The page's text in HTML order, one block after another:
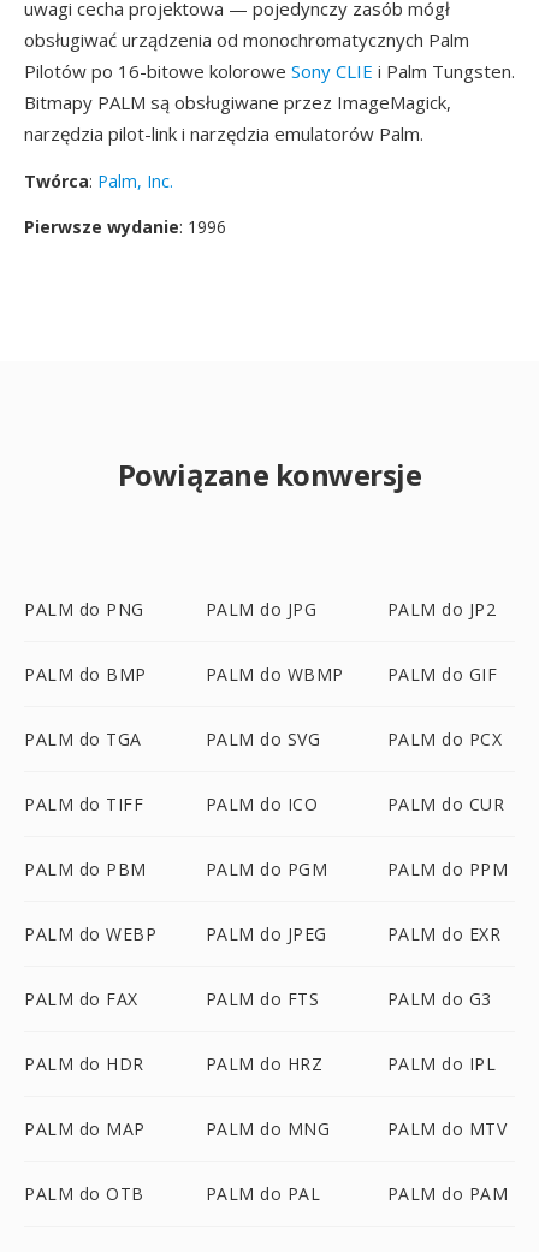
uwagi cecha projektowa — pojedynczy zasób mógł
obsługiwać urządzenia od monochromatycznych Palm
Pilotów po 16-bitowe kolorowe Sony CLIE i Palm Tungsten.
Bitmapy PALM są obsługiwane przez ImageMagick,
narzędzia pilot-link i narzędzia emulatorów Palm.
Twórca: Palm, Inc.
Pierwsze wydanie: 1996
Powiązane konwersje
PALM do PNG PALM do JPG PALM do JP2
PALM do BMP PALM do WBMP PALM do GIF
PALM do TGA PALM do SVG PALM do PCX
PALM do TIFF PALM do ICO PALM do CUR
PALM do PBM PALM do PGM PALM do PPM
PALM do WEBP PALM do JPEG PALM do EXR
PALM do FAX PALM do FTS PALM do G3
PALM do HDR PALM do HRZ PALM do IPL
PALM do MAP PALM do MNG PALM do MTV
PALM do OTB PALM do PAL PALM do PAM